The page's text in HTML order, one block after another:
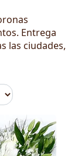
Entrega
las ciudades,